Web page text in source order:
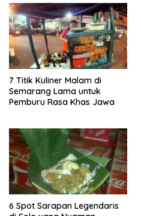
7 Titik Kuliner Malam di
Semarang Lama untuk
Pemburu Rasa Khas Jawa
6 Spot Sarapan Legendaris